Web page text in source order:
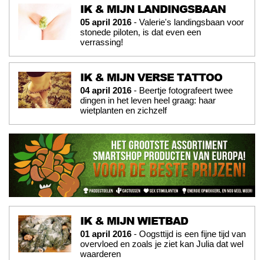
IK & MIJN LANDINGSBAAN
05 april 2016 - Valerie's landingsbaan voor
stonede piloten, is dat even een
verrassing!
IK & MIJN VERSE TATTOO
04 april 2016 - Beertje fotografeert twee
dingen in het leven heel graag: haar
wietplanten en zichzelf
IK & MIJN WIETBAD
01 april 2016 - Oogsttijd is een fijne tijd van
overvloed en zoals je ziet kan Julia dat wel
waarderen